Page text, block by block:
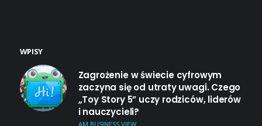
WPISY
Zagrożenie w świecie cyfrowym
zaczyna się od utraty uwagi. Czego
„Toy Story 5” uczy rodziców, liderów
i nauczycieli?
AM BUSINESS VIEW